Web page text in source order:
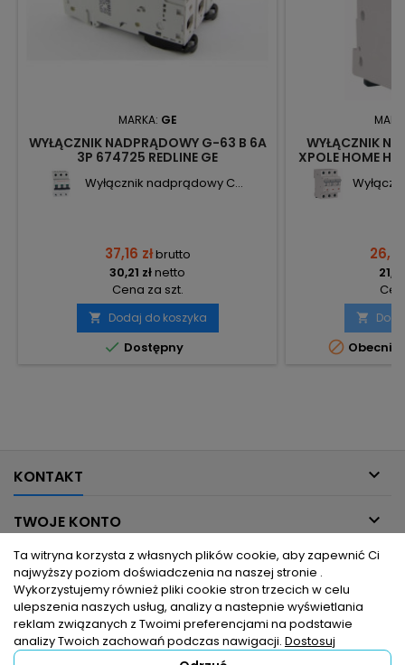
MARKA: GE
WYŁĄCZNIK NADPRĄDOWY G-63 B 6A
3P 674725 REDLINE GE
Wyłącznik nadprądowy C...
37,16 złbrutto
30,21 złnetto
Cena za szt.
 Dodaj do koszyka
 Dostępny
WYŁĄCZNIK
XPOLE HOME


KONTAKT 
TWOJE KONTO 
INFORMACJE DLA CIEBIE 
PRODUKTY
Ta witryna korzysta z własnych plików cookie, aby zapewnić Ci
najwyższy poziom doświadczenia na naszej stronie .
Wykorzystujemy również pliki cookie stron trzecich w celu
ulepszenia naszych usług, analizy a nastepnie wyświetlania
reklam związanych z Twoimi preferencjami na podstawie
analizy Twoich zachowań podczas nawigacji. Dostosuj